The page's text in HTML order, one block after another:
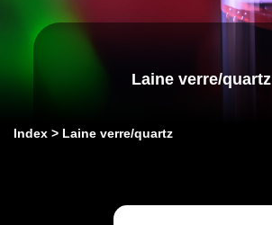
Laine verre/quartz
Index Laine verre/quartz